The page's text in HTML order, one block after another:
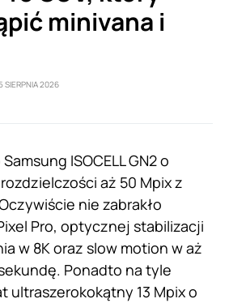
minivana i
SIERPNIA 2026
ISOCELL GN2 o
rozdzielczości aż 50 Mpix z
nie zabrakło
Pro, optycznej stabilizacji
w 8K oraz slow motion w aż
Ponadto na tyle
ultraszerokokątny 13 Mpix o